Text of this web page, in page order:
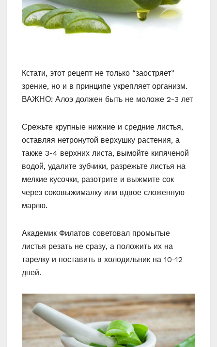
Кстати, этот рецепт не только “заостряет”
зрение, но и в принципе укрепляет организм.
ВАЖНО! Алоэ должен быть не моложе 2-3 лет
Срежьте крупные нижние и средние листья,
оставляя нетронутой верхушку растения, а
также 3-4 верхних листа, вымойте кипяченой
водой, удалите зубчики, разрежьте листья на
мелкие кусочки, разотрите и выжмите сок
через соковыжималку или вдвое сложенную
марлю.
Академик Филатов советовал промытые
листья резать не сразу, а положить их на
тарелку и поставить в холодильник на 10-12
дней.